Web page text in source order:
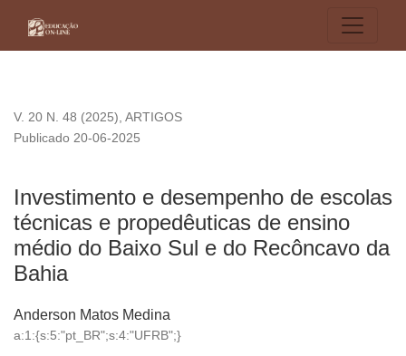
V. 20 N. 48 (2025), ARTIGOS
Investimento e desempenho de escolas
técnicas e propedêuticas de ensino
médio do Baixo Sul e do Recôncavo da
Bahia
Publicado 20-06-2025
Anderson Matos Medina
a:1:{s:5:"pt_BR";s:4:"UFRB";}